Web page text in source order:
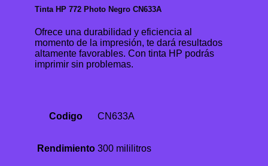
Tinta HP 772 Photo Negro CN633A
Ofrece una durabilidad y eficiencia al
momento de la impresión, te dará resultados
altamente favorables. Con tinta HP podrás
imprimir sin problemas.
Codigo CN633A
Rendimiento 300 mililitros